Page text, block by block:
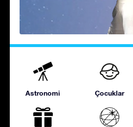
Astronomi Çocuklar